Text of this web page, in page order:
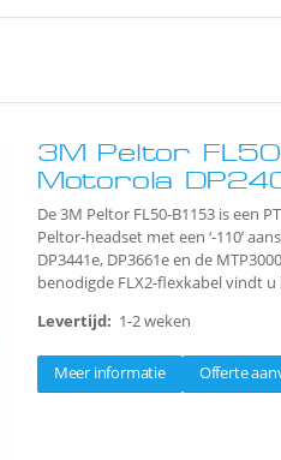
3M Peltor
Motorola
De 3M Peltor FL50-B1153 is een
Peltor-headset met een ‘-110’
DP3441e, DP3661e en de
benodigde FLX2-flexkabel vindt
Levertijd: 1-2 weken
Meer informatie Offerte